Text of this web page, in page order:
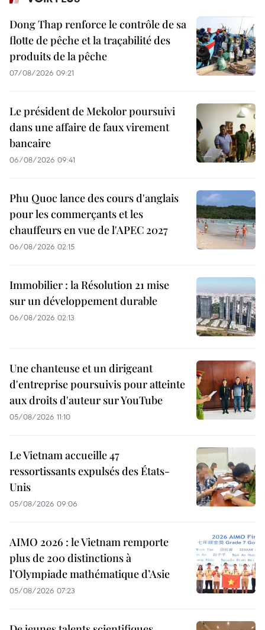
Dong Thap renforce le contrôle de sa
flotte de pêche et la traçabilité des
produits de la pêche
07/08/2026 09:21
Le président de Mekolor poursuivi
dans une affaire de faux virement
bancaire
06/08/2026 09:41
Phu Quoc lance des cours d'anglais
pour les commerçants et les
chauffeurs en vue de l'APEC 2027
06/08/2026 02:15
Immobilier : la Résolution 21 mise
sur un développement durable
06/08/2026 02:13
Une chanteuse et un dirigeant
d'entreprise poursuivis pour atteinte
aux droits d'auteur sur YouTube
05/08/2026 11:10
Le Vietnam accueille 47
ressortissants expulsés des États-
Unis
05/08/2026 09:06
AIMO 2026 : le Vietnam remporte
plus de 200 distinctions à
l’Olympiade mathématique d’Asie
05/08/2026 07:23